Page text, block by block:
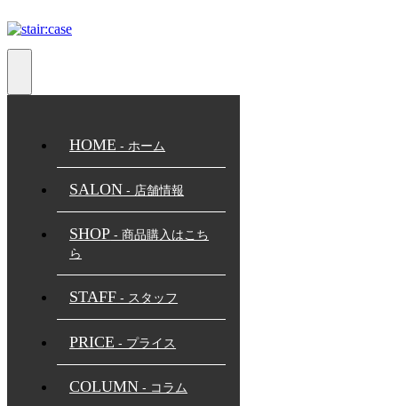
HOME - ホーム
SALON - 店舗情報
SHOP - 商品購入はこち
ら
STAFF - スタッフ
PRICE - プライス
COLUMN - コラム